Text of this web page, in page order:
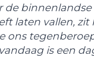
de
laten vallen,
ons
is een